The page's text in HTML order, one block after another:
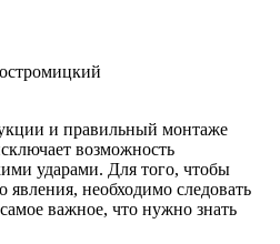
и правильный монтаже
возможность
ударами. Для того, чтобы
явления, необходимо следовать
важное, что нужно знать